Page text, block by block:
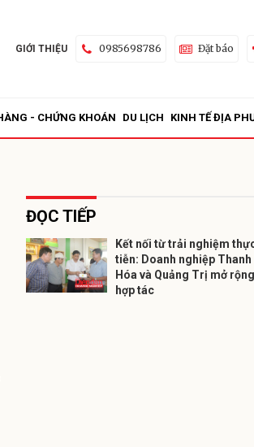
GIỚI THIỆU 0985698786 Đặt báo
- CHỨNG KHOÁN DU LỊCH KINH TẾ ĐỊA
ĐỌC TIẾP
Kết nối từ trải nghiệm
tiễn: Doanh nghiệp Thanh
Hóa và Quảng Trị mở rộng
hợp tác
Gửi